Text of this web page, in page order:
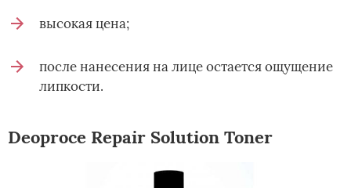
высокая цена;
после нанесения на лице остается ощущение
липкости.
Deoproce Repair Solution Toner